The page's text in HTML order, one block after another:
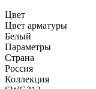
Цвет
Цвет арматуры
Белый
Параметры
Страна
Россия
Коллекция